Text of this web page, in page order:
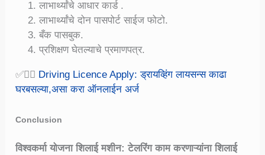
लाभार्थ्यांचे आधार कार्ड .
लाभार्थ्यांचे दोन पासपोर्ट साईज फोटो.
बँक पासबुक.
प्रशिक्षण घेतल्याचे प्रमाणपत्र.
✅👉🏻 Driving Licence Apply: ड्रायव्हिंग लायसन्स काढा
घरबसल्या,असा करा ऑनलाईन अर्ज
Conclusion
विश्वकर्मा योजना शिलाई मशीन: टेलरिंग काम करणाऱ्यांना शिलाई